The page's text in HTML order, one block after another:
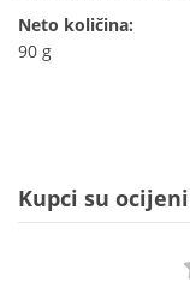
Neto količina:
90 g
Kupci su